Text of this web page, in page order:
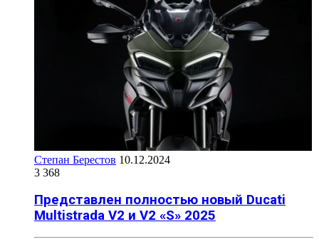
Степан Берестов 10.12.2024
3 368
Представлен полностью новый Ducati
Multistrada V2 и V2 «S» 2025